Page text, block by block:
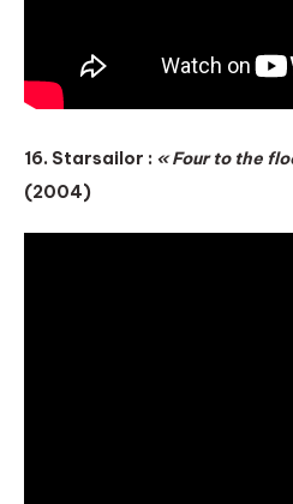
16. Starsailor : « Four to the
(2004)